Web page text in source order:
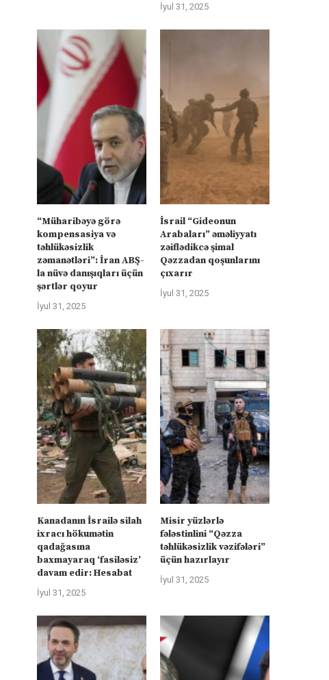
İyul 31, 2025
“Müharibəyə görə
kompensasiya və
təhlükəsizlik
zəmanətləri”: İran ABŞ-
la nüvə danışıqları üçün
şərtlər qoyur
İyul 31, 2025
İsrail “Gideonun
Arabaları” əməliyyatı
zəiflədikcə şimal
Qəzzadan qoşunlarını
çıxarır
İyul 31, 2025
Kanadanın İsrailə silah
ixracı hökumətin
qadağasına
baxmayaraq ‘fasiləsiz’
davam edir: Hesabat
İyul 31, 2025
Misir yüzlərlə
fələstinlini “Qəzza
təhlükəsizlik vəzifələri”
üçün hazırlayır
İyul 31, 2025